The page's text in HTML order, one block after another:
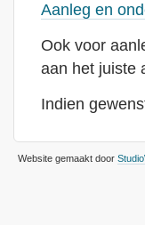
Aanleg en
Ook voor
aan het juiste
Indien
Website gemaakt door